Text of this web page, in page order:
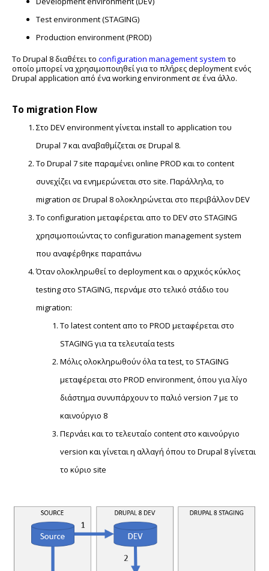
Test environment (STAGING)
Production environment (PROD)
Το Drupal 8 διαθέτει το configuration management system το
οποίο μπορεί να χρησιμοποιηθεί για το πλήρες deployment ενός
Drupal application από ένα working environment σε ένα άλλο.
Το migration Flow
Στο DEV environment γίνεται install το application του
Drupal 7 και αναβαθμίζεται σε Drupal 8.
Το Drupal 7 site παραμένει online PROD και το content
συνεχίζει να ενημερώνεται στο site. Παράλληλα, το
migration σε Drupal 8 ολοκληρώνεται στο περιβάλλον DEV
Το configuration μεταφέρεται απο το DEV στο STAGING
χρησιμοποιώντας το configuration management system
που αναφέρθηκε παραπάνω
Όταν ολοκληρωθεί το deployment και ο αρχικός κύκλος
testing στο STAGING, περνάμε στο τελικό στάδιο του
migration:
Το latest content απο το PROD μεταφέρεται στο
STAGING για τα τελευταία tests
Μόλις ολοκληρωθούν όλα τα test, το STAGING
μεταφέρεται στο PROD environment, όπου για λίγο
διάστημα συνυπάρχουν το παλιό version 7 με το
καινούργιο 8
Περνάει και το τελευταίο content στο καινούργιο
version και γίνεται η αλλαγή όπου το Drupal 8 γίνεται
το κύριο site